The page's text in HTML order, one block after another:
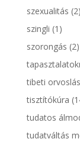
szexualitás (2)
szingli (1)
szorongás (2)
tibeti orvoslás
tisztítókúra
tudatos
tudatváltás